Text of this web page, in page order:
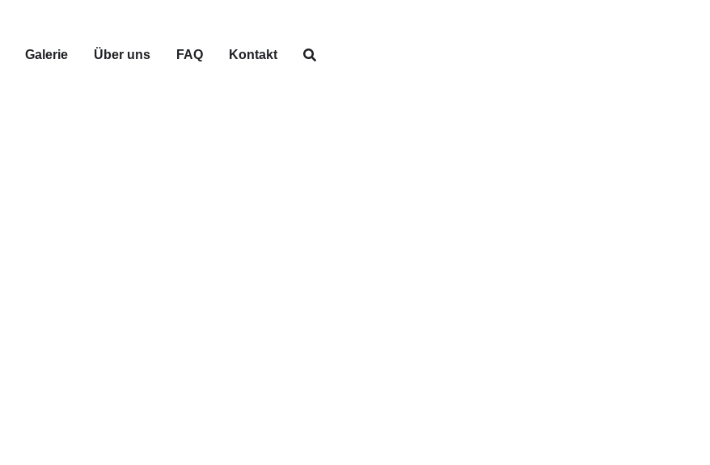
Galerie Über uns FAQ Kontakt